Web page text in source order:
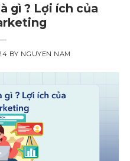
gì ? Lợi ích của
BY NGUYEN NAM